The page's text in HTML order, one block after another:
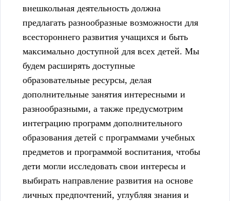
внешкольная деятельность должна
предлагать разнообразные возможности для
всестороннего развития учащихся и быть
максимально доступной для всех детей. Мы
будем расширять доступные
образовательные ресурсы, делая
дополнительные занятия интересными и
разнообразными, а также предусмотрим
интеграцию программ дополнительного
образования детей с программами учебных
предметов и программой воспитания, чтобы
дети могли исследовать свои интересы и
выбирать направление развития на основе
личных предпочтений, углубляя знания и